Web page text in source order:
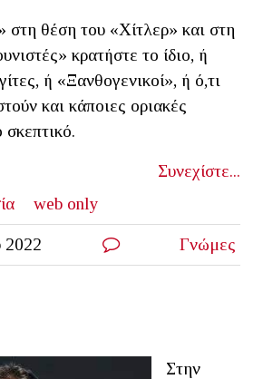
στη θέση του «Χίτλερ» και στη
κρατήστε το ίδιο, ή
ή «Ξανθογενικοί», ή ό,τι
και κάποιες οριακές
Συνεχίστε...
web only
2022 Γνώμες
Στην